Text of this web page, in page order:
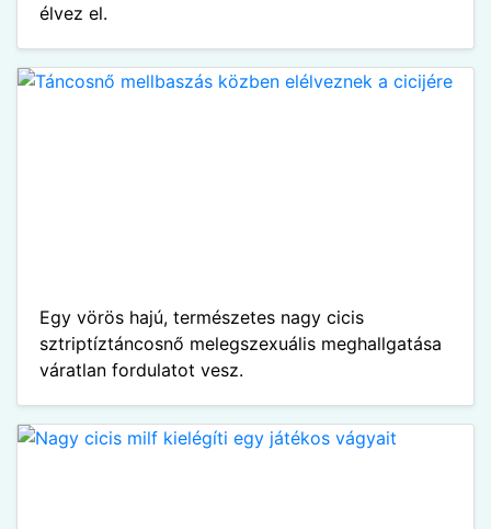
élvez el.
Egy vörös hajú, természetes nagy cicis
sztriptíztáncosnő melegszexuális meghallgatása
váratlan fordulatot vesz.